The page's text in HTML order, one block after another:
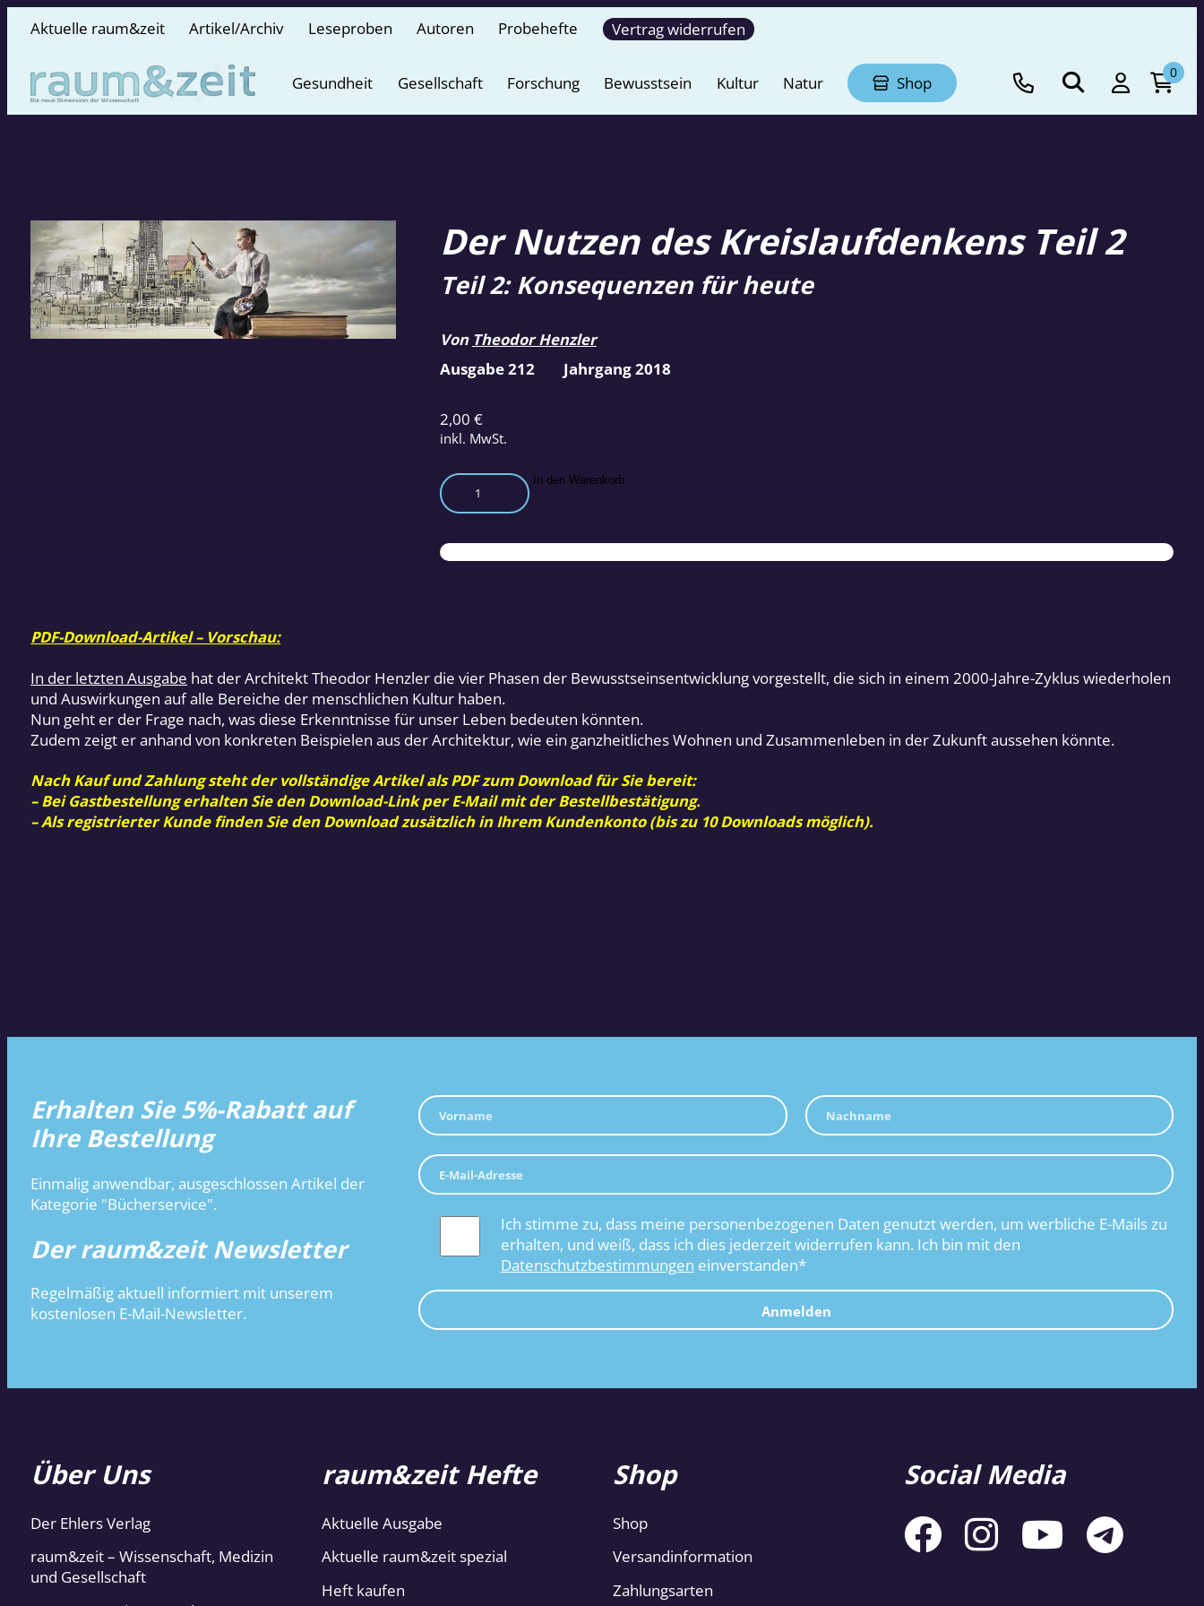
Aktuelle raum&zeit Artikel/Archiv Leseproben Autoren Probehefte Vertrag widerrufen
Gesundheit Gesellschaft Forschung Bewusstsein Kultur Natur Shop
0
Der Nutzen des Kreislaufdenkens Teil 2
2,00 €
inkl. MwSt.
Teil 2: Konsequenzen für heute
Von Theodor Henzler
Der
Nutzen
Kreislaufdenkens
Teil
In den Warenkorb
Ausgabe 212 Jahrgang 2018
PDF-Download-Artikel – Vorschau:
In der letzten Ausgabe hat der Architekt Theodor Henzler die vier Phasen der Bewusstseinsentwicklung vorgestellt, die sich in einem 2000-Jahre-Zyklus wiederholen
und Auswirkungen auf alle Bereiche der menschlichen Kultur haben.
Nun geht er der Frage nach, was diese Erkenntnisse für unser Leben bedeuten könnten.
Zudem zeigt er anhand von konkreten Beispielen aus der Architektur, wie ein ganzheitliches Wohnen und Zusammenleben in der Zukunft aussehen könnte.
Nach Kauf und Zahlung steht der vollständige Artikel als PDF zum Download für Sie bereit:
– Bei Gastbestellung erhalten Sie den Download-Link per E-Mail mit der Bestellbestätigung.
– Als registrierter Kunde finden Sie den Download zusätzlich in Ihrem Kundenkonto (bis zu 10 Downloads möglich).
Erhalten Sie 5%-Rabatt auf
Ihre Bestellung
Einmalig anwendbar, ausgeschlossen Artikel der
Kategorie "Bücherservice".
Der raum&zeit Newsletter
Regelmäßig aktuell informiert mit unserem
kostenlosen E-Mail-Newsletter.
Ich stimme zu, dass meine personenbezogenen Daten genutzt werden, um werbliche E-Mails zu
erhalten, und weiß, dass ich dies jederzeit widerrufen kann. Ich bin mit den
Datenschutzbestimmungen einverstanden*
Anmelden
Über Uns
Der Ehlers Verlag
raum&zeit – Wissenschaft, Medizin
und Gesellschaft
raum&zeit Hefte
Aktuelle Ausgabe
Aktuelle raum&zeit spezial
Heft kaufen
Shop
Shop
Versandinformation
Zahlungsarten
Social Media